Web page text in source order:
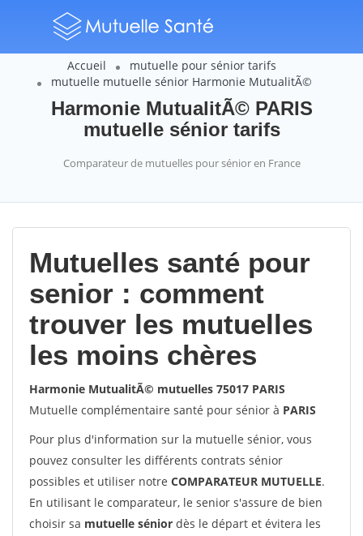
Accueil
mutuelle pour sénior tarifs
mutuelle mutuelle sénior Harmonie MutualitÃ©
Harmonie MutualitÃ© PARIS
mutuelle sénior tarifs
Comparateur de mutuelles pour sénior en France
Mutuelles santé pour
senior : comment
trouver les mutuelles
les moins chères
Harmonie MutualitÃ© mutuelles 75017 PARIS
Mutuelle complémentaire santé pour sénior à PARIS
Pour plus d'information sur la mutuelle sénior, vous
pouvez consulter les différents contrats sénior
possibles et utiliser notre COMPARATEUR MUTUELLE.
En utilisant le comparateur, le senior s'assure de bien
choisir sa mutuelle sénior dès le départ et évitera les